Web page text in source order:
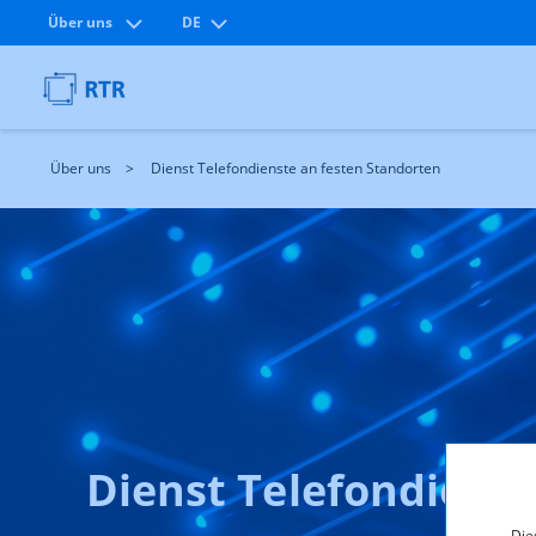
Über uns DE
Über uns Dienst Telefondienste an festen Standorten
Dienst